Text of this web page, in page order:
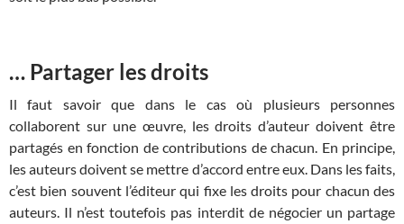
… Partager les droits
Il faut savoir que dans le cas où plusieurs personnes
collaborent sur une œuvre, les droits d’auteur doivent être
partagés en fonction de contributions de chacun. En principe,
les auteurs doivent se mettre d’accord entre eux. Dans les faits,
c’est bien souvent l’éditeur qui fixe les droits pour chacun des
auteurs. Il n’est toutefois pas interdit de négocier un partage